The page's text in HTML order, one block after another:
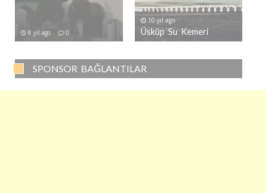
8 yıl ago 0
10 yıl ago
Üsküp Su Kemeri
SPONSOR BAĞLANTILAR